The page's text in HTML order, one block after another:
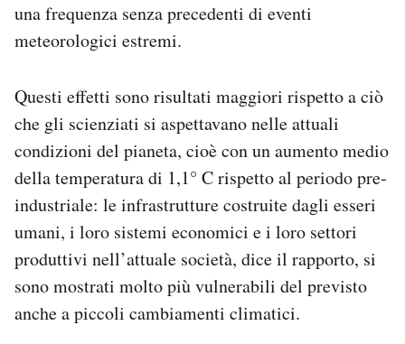
una frequenza senza precedenti di eventi
meteorologici estremi.
Questi effetti sono risultati maggiori rispetto a ciò
che gli scienziati si aspettavano nelle attuali
condizioni del pianeta, cioè con un aumento medio
della temperatura di 1,1° C rispetto al periodo pre-
industriale: le infrastrutture costruite dagli esseri
umani, i loro sistemi economici e i loro settori
produttivi nell’attuale società, dice il rapporto, si
sono mostrati molto più vulnerabili del previsto
anche a piccoli cambiamenti climatici.